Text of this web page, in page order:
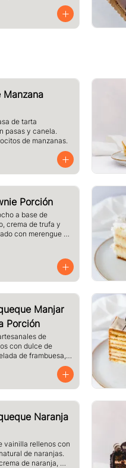
Manzana
de tarta
pasas y canela.
de manzanas.
Porción
a base de
crema de trufa y
con merengue y
Manjar
Porción
de
con dulce de
de frambuesa,
laminadas
Naranja
vainilla rellenos con
de naranjas.
de naranja,